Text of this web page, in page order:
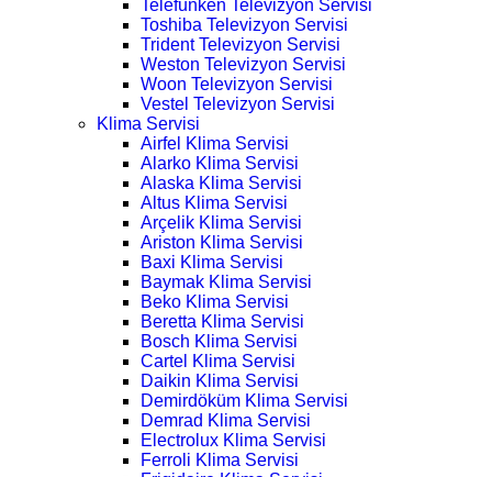
Telefunken Televizyon Servisi
Toshiba Televizyon Servisi
Trident Televizyon Servisi
Weston Televizyon Servisi
Woon Televizyon Servisi
Vestel Televizyon Servisi
Klima Servisi
Airfel Klima Servisi
Alarko Klima Servisi
Alaska Klima Servisi
Altus Klima Servisi
Arçelik Klima Servisi
Ariston Klima Servisi
Baxi Klima Servisi
Baymak Klima Servisi
Beko Klima Servisi
Beretta Klima Servisi
Bosch Klima Servisi
Cartel Klima Servisi
Daikin Klima Servisi
Demirdöküm Klima Servisi
Demrad Klima Servisi
Electrolux Klima Servisi
Ferroli Klima Servisi